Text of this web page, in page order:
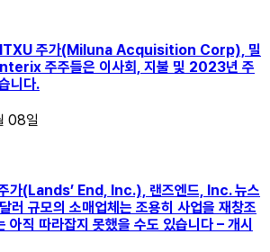
주가(Miluna Acquisition Corp), 밀
주주들은 이사회, 지불 및 2023년 주
니다.
08일
가(Lands’ End, Inc.), 랜즈엔드, Inc. 뉴스
규모의 소매업체는 조용히 사업을 재창조
아직 따라잡지 못했을 수도 있습니다 – 개시